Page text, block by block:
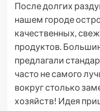
После долгих
нашем городе
качественных,
продуктов.
предлагали
часто не самого
вокруг столько
хозяйств! Идея